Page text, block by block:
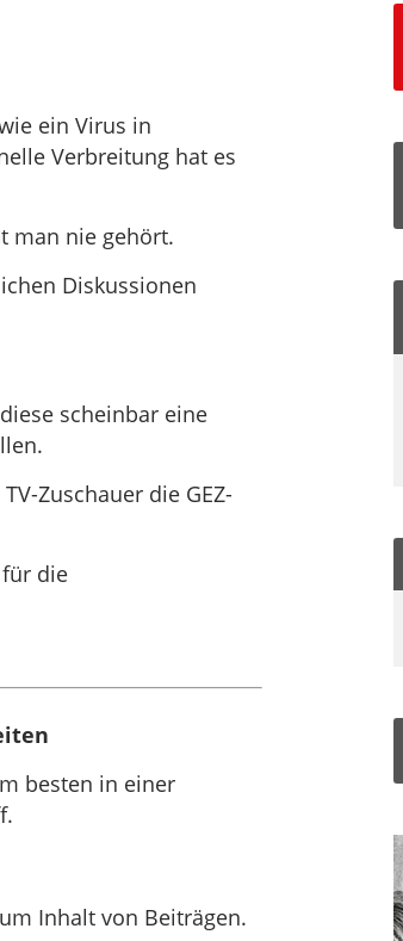
ein Virus in
Verbreitung hat es
man nie gehört.
Diskussionen
scheinbar eine
Zuschauer die GEZ-
die
besten in einer
Inhalt von Beiträgen.